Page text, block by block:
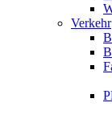
Verkehr